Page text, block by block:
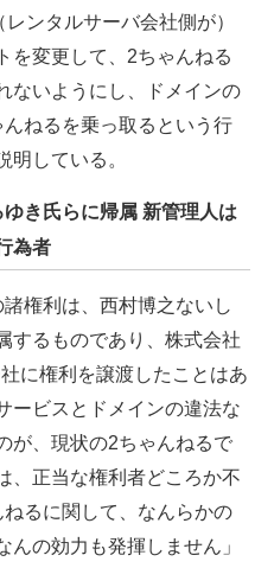
ンタルサーバ会社側が）
を変更して、2ちゃんねる
ないようにし、ドメインの
ねるを乗っ取るという行
明している。
き氏らに帰属 新管理人は
為者
権利は、西村博之ないし
するものであり、株式会社
に権利を譲渡したことはあ
ービスとドメインの違法な
が、現状の2ちゃんねるで
、正当な権利者どころか不
るに関して、なんらかの
の効力も発揮しません」